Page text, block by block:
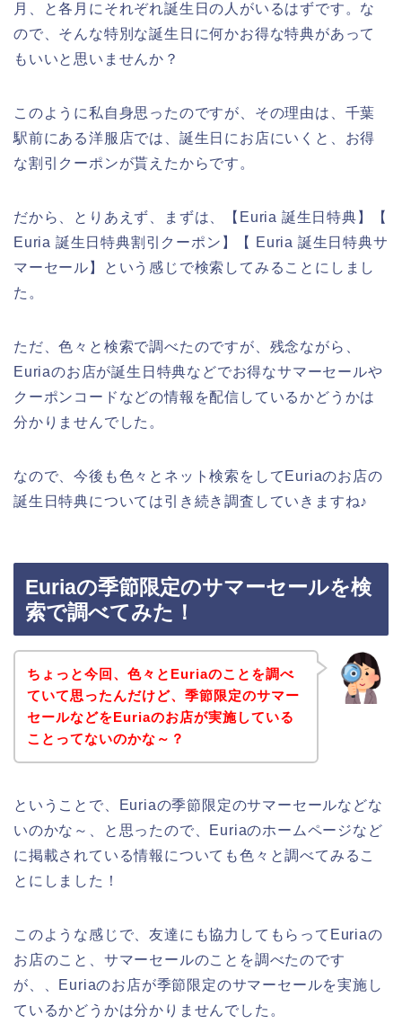
月、と各月にそれぞれ誕生日の人がいるはずです。な
ので、そんな特別な誕生日に何かお得な特典があって
もいいと思いませんか？
このように私自身思ったのですが、その理由は、千葉
駅前にある洋服店では、誕生日にお店にいくと、お得
な割引クーポンが貰えたからです。
だから、とりあえず、まずは、【Euria 誕生日特典】【
Euria 誕生日特典割引クーポン】【 Euria 誕生日特典サ
マーセール】という感じで検索してみることにしまし
た。
ただ、色々と検索で調べたのですが、残念ながら、
Euriaのお店が誕生日特典などでお得なサマーセールや
クーポンコードなどの情報を配信しているかどうかは
分かりませんでした。
なので、今後も色々とネット検索をしてEuriaのお店の
誕生日特典については引き続き調査していきますね♪
Euriaの季節限定のサマーセールを検
索で調べてみた！
ちょっと今回、色々とEuriaのことを調べ
ていて思ったんだけど、季節限定のサマー
セールなどをEuriaのお店が実施している
ことってないのかな～？
ということで、Euriaの季節限定のサマーセールなどな
いのかな～、と思ったので、Euriaのホームページなど
に掲載されている情報についても色々と調べてみるこ
とにしました！
このような感じで、友達にも協力してもらってEuriaの
お店のこと、サマーセールのことを調べたのです
が、、Euriaのお店が季節限定のサマーセールを実施し
ているかどうかは分かりませんでした。